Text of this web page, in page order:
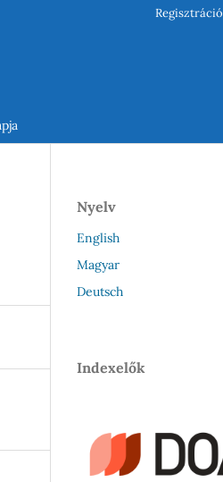
Regisztráció
Nyelv
English
Magyar
Deutsch
Indexelők